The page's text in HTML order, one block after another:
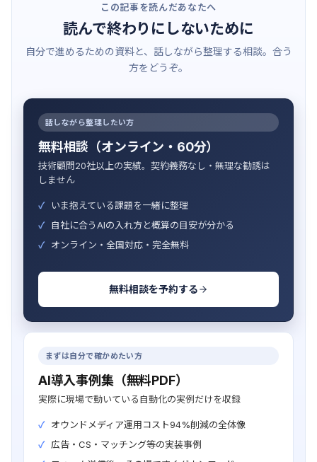
この記事を読んだあなたへ
読んで終わりにしないために
自分で進めるための資料と、話しながら整理する相談。合う
方をどうぞ。
話しながら整理したい方
無料相談（オンライン・60分）
技術顧問20社以上の実績。契約義務なし・無理な勧誘は
しません
いま抱えている課題を一緒に整理
自社に合うAIの入れ方と概算の目安が分かる
オンライン・全国対応・完全無料
無料相談を予約する
まずは自分で確かめたい方
AI導入事例集（無料PDF）
実際に現場で動いている自動化の実例だけを収録
オウンドメディア運用コスト94%削減の全体像
広告・CS・マッチング等の実装事例